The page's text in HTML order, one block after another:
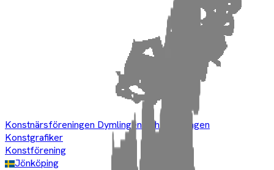
Konstnärsföreningen Dymlingen och Föreningen
Konstgrafiker
Konstförening
Jönköping